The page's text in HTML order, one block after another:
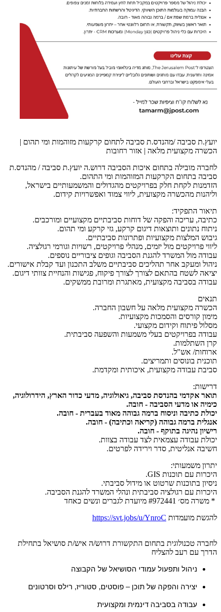
יועץ.ת סביבה /מהנדס.ת סביבה לתחום קרקעות מזוהמות ומי תהום |
הכשרה מקצועית מלאה | אזור רחובות
לחברה מובילה בתחום איכות הסביבה דרוש.ה יועץ.ת סביבה / מהנדס.ת
סביבה בתחום הקרקעות המזוהמות ומי התהום.
הזדמנות לקחת חלק בפרויקטים מהגדולים והמשמעותיים בישראל,
וליהנות מהכשרה מקצועית, ליווי צמוד ואפשרויות קידום.
תיאור התפקיד:
כתיבה, עריכה והפקה של דוחות סביבתיים מקצועיים ומורכבים.
ניתוח נתונים ותוצאות דיגום קרקע, גזי קרקע ומי תהום.
גיבוש המלצות מקצועיות ופתרונות סביבתיים.
ליווי פרויקטים מול יזמים, מנהלי פרויקטים, רשויות וגורמי רגולציה.
עבודה מול המשרד להגנת הסביבה וגופים ציבוריים נוספים.
ניהול ומעקב אחר תהליכים סביבתיים משלב התכנון ועד קבלת אישורים.
יציאה לשטח בהתאם לצורך לצורך פיקוח, פגישות והנחיית צוותי דיגום.
עבודה בסביבה מקצועית, מאתגרת ומרובת ממשקים.
תנאים
הכשרה מקצועית מלאה על חשבון החברה.
מימון קורסים והסמכות מקצועיות.
מסלול פיתוח וקידום מקצועי.
עבודה בפרויקטים בעלי משמעות והשפעה סביבתית.
קרן השתלמות.
ארוחות/ אש"ל.
תוכנית בונוסים ותמריצים.
סביבת עבודה מקצועית, איכותית ומקדמת.
דרישות:
תואר אקדמי בהנדסת סביבה, גיאולוגיה, מדעי כדור הארץ, הידרולוגיה,
כימיה או מדעי הסביבה - חובה.
יכולת כתיבה וניסוח ברמה גבוהה מאוד בעברית - חובה.
אנגלית ברמה גבוהה (קריאה וכתיבה) - חובה.
רישיון נהיגה בתוקף - חובה.
יכולת עבודה עצמאית לצד עבודה בצוות.
חשיבה אנליטית, סדר וירידה לפרטים.
יתרון משמעותי:
היכרות עם תוכנות GIS.
ניסיון בתוכנות שרטוט או מידול סביבתי.
היכרות עם רגולציה סביבתית ונהלי המשרד להגנת הסביבה.
* משרה מס׳ #972441 מיועדת לגברים ונשים כאחד
להגשת מועמדות https://svt.jobs/u/YnroC
לחברה טכנולוגית בתחום התקשורת דרוש/ה איש/ת סושיאל בתחילת
הדרך עם רעב להצליח
ניהול ותפעול עמודי הסושיאל של הקבוצה
יצירה והפקה של תוכן – פוסטים, סטוריז, רילס וסרטונים
עבודה בסביבה דינמית ומקצועית